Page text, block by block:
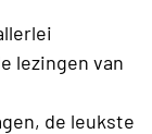
lezingen van
de leukste